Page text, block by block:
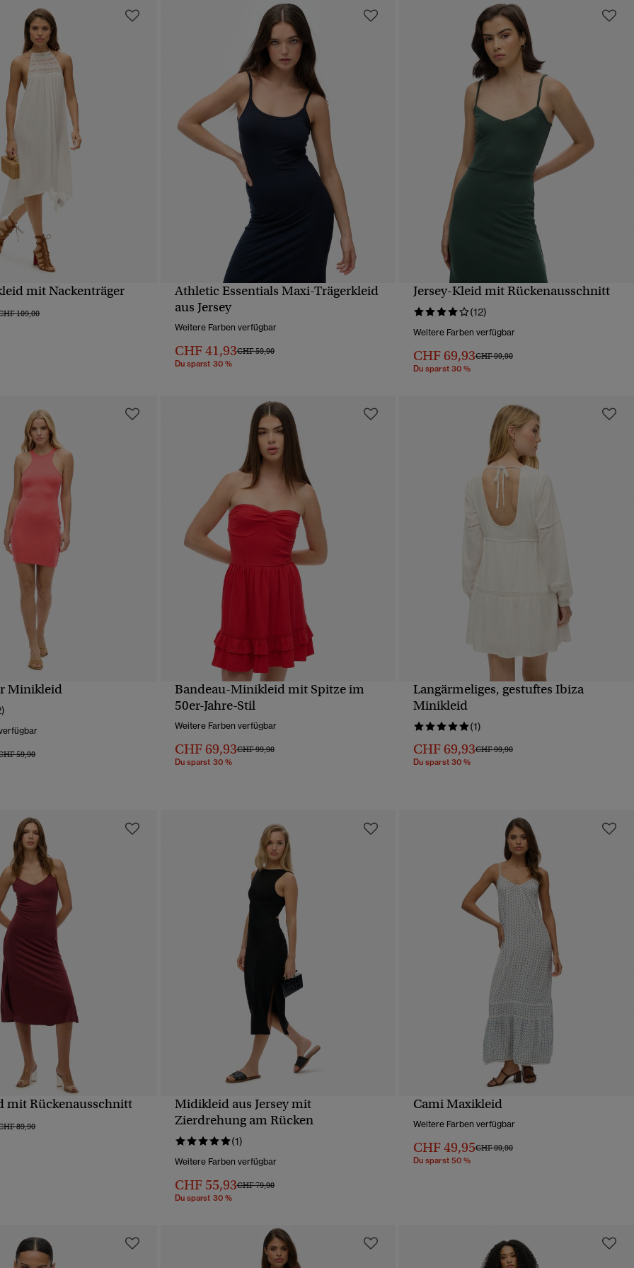
mit Nackenträger
wurde reduziert von
109,00bis
Athletic Essentials Maxi-Trägerkleid
aus Jersey
Weitere Farben verfügbar
CHF 41,93Preis wurde reduziert von
CHF 59,90bis
Du sparst 30 %
Jersey-Kleid mit Rückenausschnitt
(12)
Weitere Farben verfügbar
CHF 69,93Preis wurde reduziert von
CHF 99,90bis
Du sparst 30 %
Minikleid
wurde reduziert von
59,90bis
SCHNELLANSICHT
Bandeau-Minikleid mit Spitze im
50er-Jahre-Stil
Weitere Farben verfügbar
CHF 69,93Preis wurde reduziert von
CHF 99,90bis
Du sparst 30 %
SCHNELLANSICHT
Langärmeliges, gestuftes Ibiza
Minikleid
(1)
CHF 69,93Preis wurde reduziert von
CHF 99,90bis
Du sparst 30 %
mit Rückenausschnitt
wurde reduziert von
89,90bis
SCHNELLANSICHT
Midikleid aus Jersey mit
Zierdrehung am Rücken
(1)
Weitere Farben verfügbar
CHF 55,93Preis wurde reduziert von
CHF 79,90bis
Du sparst 30 %
Cami Maxikleid
Weitere Farben verfügbar
CHF 49,95Preis wurde reduziert von
CHF 99,90bis
Du sparst 50 %